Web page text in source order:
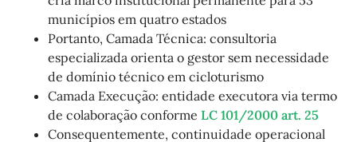
municípios em quatro estados
Portanto, Camada Técnica: consultoria
especializada orienta o gestor sem necessidade
de domínio técnico em cicloturismo
Camada Execução: entidade executora via termo
de colaboração conforme LC 101/2000 art. 25
Consequentemente, continuidade operacional